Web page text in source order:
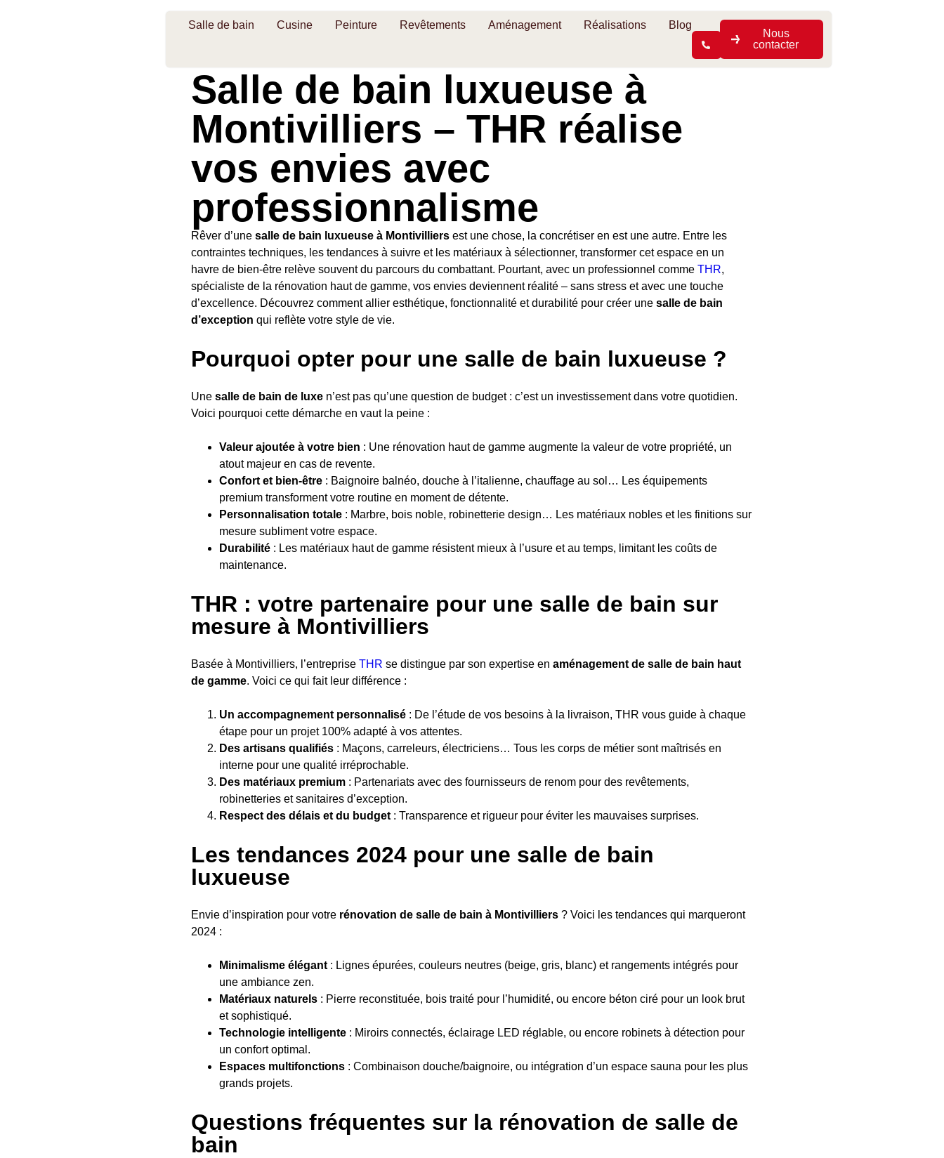
Salle de bain Cusine Peinture Revêtements Aménagement Réalisations Blog
Nous
contacter
Salle de bain luxueuse à
Montivilliers – THR réalise
vos envies avec
professionnalisme
Rêver d’une salle de bain luxueuse à Montivilliers est une chose, la concrétiser en est une autre. Entre les
contraintes techniques, les tendances à suivre et les matériaux à sélectionner, transformer cet espace en un
havre de bien-être relève souvent du parcours du combattant. Pourtant, avec un professionnel comme THR,
spécialiste de la rénovation haut de gamme, vos envies deviennent réalité – sans stress et avec une touche
d’excellence. Découvrez comment allier esthétique, fonctionnalité et durabilité pour créer une salle de bain
d’exception qui reflète votre style de vie.
Pourquoi opter pour une salle de bain luxueuse ?
Une salle de bain de luxe n’est pas qu’une question de budget : c’est un investissement dans votre quotidien.
Voici pourquoi cette démarche en vaut la peine :
Valeur ajoutée à votre bien : Une rénovation haut de gamme augmente la valeur de votre propriété, un
atout majeur en cas de revente.
Confort et bien-être : Baignoire balnéo, douche à l’italienne, chauffage au sol… Les équipements
premium transforment votre routine en moment de détente.
Personnalisation totale : Marbre, bois noble, robinetterie design… Les matériaux nobles et les finitions sur
mesure subliment votre espace.
Durabilité : Les matériaux haut de gamme résistent mieux à l’usure et au temps, limitant les coûts de
maintenance.
THR : votre partenaire pour une salle de bain sur
mesure à Montivilliers
Basée à Montivilliers, l’entreprise THR se distingue par son expertise en aménagement de salle de bain haut
de gamme. Voici ce qui fait leur différence :
Un accompagnement personnalisé : De l’étude de vos besoins à la livraison, THR vous guide à chaque
étape pour un projet 100% adapté à vos attentes.
Des artisans qualifiés : Maçons, carreleurs, électriciens… Tous les corps de métier sont maîtrisés en
interne pour une qualité irréprochable.
Des matériaux premium : Partenariats avec des fournisseurs de renom pour des revêtements,
robinetteries et sanitaires d’exception.
Respect des délais et du budget : Transparence et rigueur pour éviter les mauvaises surprises.
Les tendances 2024 pour une salle de bain
luxueuse
Envie d’inspiration pour votre rénovation de salle de bain à Montivilliers ? Voici les tendances qui marqueront
2024 :
Minimalisme élégant : Lignes épurées, couleurs neutres (beige, gris, blanc) et rangements intégrés pour
une ambiance zen.
Matériaux naturels : Pierre reconstituée, bois traité pour l’humidité, ou encore béton ciré pour un look brut
et sophistiqué.
Technologie intelligente : Miroirs connectés, éclairage LED réglable, ou encore robinets à détection pour
un confort optimal.
Espaces multifonctions : Combinaison douche/baignoire, ou intégration d’un espace sauna pour les plus
grands projets.
Questions fréquentes sur la rénovation de salle de
bain